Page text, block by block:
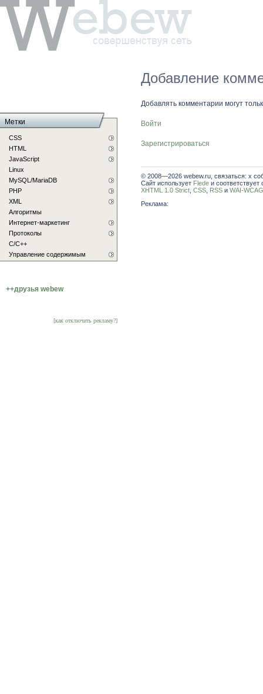
Добавление
Добавлять комментарии могут
Войти
Зарегистрироваться
© 2008—2026 webew.ru, связаться: x
Сайт использует Flede и соответствует
XHTML 1.0 Strict CSS RSS и WAI-
Реклама:
Метки
CSS
HTML
JavaScript
Linux
MySQL/MariaDB
PHP
XML
Алгоритмы
Интернет-маркетинг
Протоколы
С/C++
Управление содержимым
++друзья webew
[как отключить рекламу?]